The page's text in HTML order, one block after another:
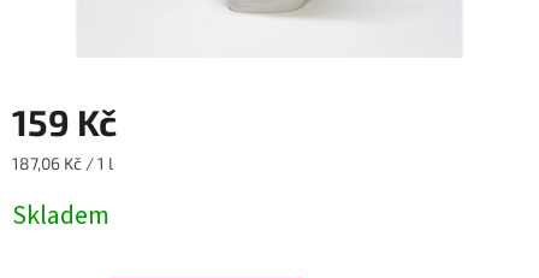
159 Kč
Měrná
187,06 Kč / 1 l
Skladem